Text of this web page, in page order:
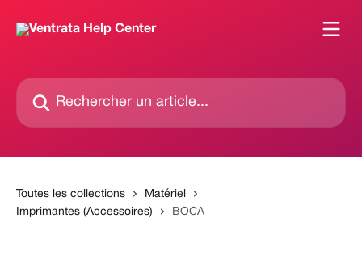
Rechercher un article...
Toutes les collections
Matériel
Imprimantes (Accessoires)
BOCA